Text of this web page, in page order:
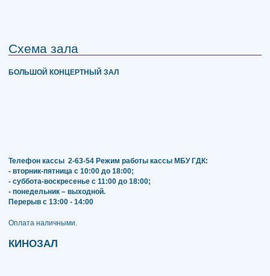
Схема зала
БОЛЬШОЙ КОНЦЕРТНЫЙ ЗАЛ
Телефон кассы 2-63-54 Режим работы кассы МБУ ГДК:
- вторник-пятница с 10:00 до 18:00;
- суббота-воскресенье с 11:00 до 18:00;
- понедельник – выходной.
Перерыв с 13:00 - 14:00
​​​​​​​Оплата наличными.
КИНОЗАЛ